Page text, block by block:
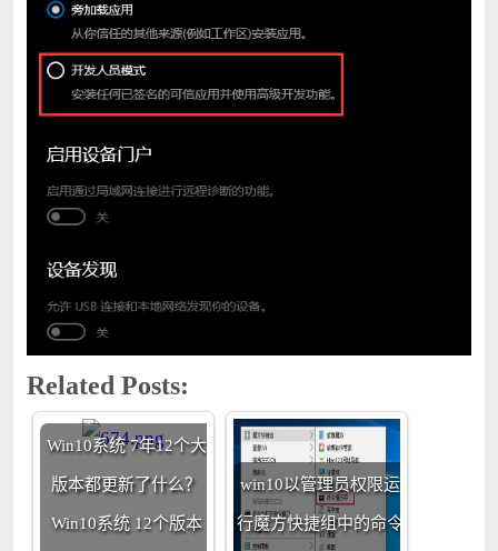
Related Posts:
Win10系统 7年12个大
版本都更新了什么？
Win10系统 12个版本
win10以管理员权限运
行魔方快捷组中的命令